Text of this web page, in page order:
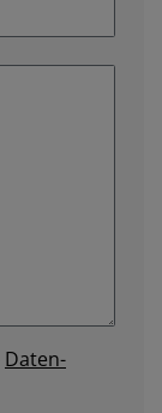
Daten­